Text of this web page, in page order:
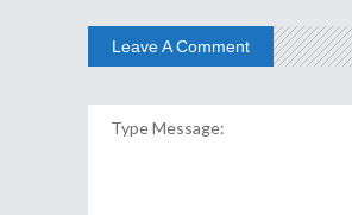
Leave A Comment